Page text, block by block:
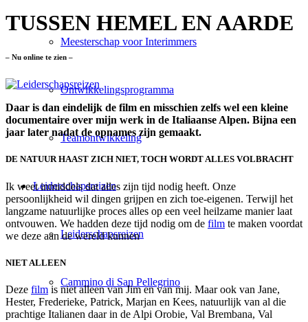
Meesterschap voor Interimmers
Ontwikkelingsprogramma
Teamontwikkeling
Leiderschapsreizen
Leiderschapsreizen
Cammino di San Pellegrino
TUSSEN HEMEL EN AARDE
– Nu online te zien –
Daar is dan eindelijk de film en misschien zelfs wel een kleine
documentaire over mijn werk in de Italiaanse Alpen. Bijna een
jaar later nadat de opnames zijn gemaakt.
DE NATUUR HAAST ZICH NIET, TOCH WORDT ALLES VOLBRACHT
Ik weet inmiddels dat alles zijn tijd nodig heeft. Onze
persoonlijkheid wil dingen grijpen en zich toe-eigenen. Terwijl het
langzame natuurlijke proces alles op een veel heilzame manier laat
ontvouwen. We hadden deze tijd nodig om de film te maken voordat
we deze aan de wereld kunnen
NIET ALLEEN
Deze film is niet alleen van Jim en van mij. Maar ook van Jane,
Hester, Frederieke, Patrick, Marjan en Kees, natuurlijk van al die
prachtige Italianen daar in de Alpi Orobie, Val Brembana, Val